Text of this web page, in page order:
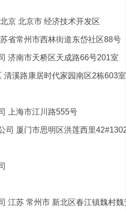
京 北京市 经济技术开发区
省常州市西林街道东岱社区88号
济南市天桥区天成路66号201室
清溪路康居时代家园南区2栋603室
上海市江川路555号
司 厦门市思明区洪莲西里
江苏 常州市 新北区春江镇魏村魏